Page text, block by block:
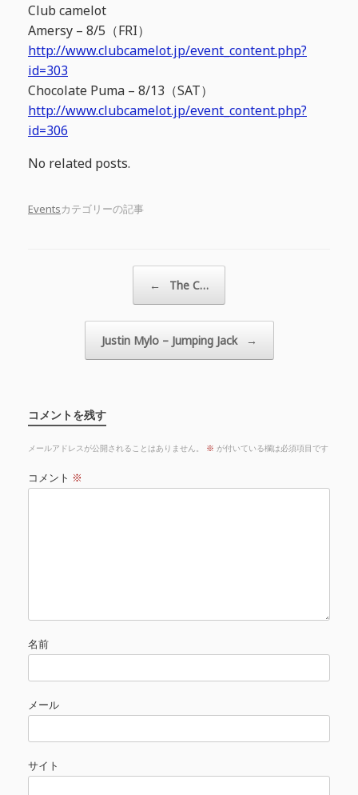
Club camelot
Amersy – 8/5（FRI）
http://www.clubcamelot.jp/event_content.php?
id=303
Chocolate Puma – 8/13（SAT）
http://www.clubcamelot.jp/event_content.php?
id=306
No related posts.
Eventsカテゴリーの記事
← The C…
Justin Mylo – Jumping Jack →
コメントを残す
メールアドレスが公開されることはありません。 ※ が付いている欄は必須項目です
コメント ※
名前
メール
サイト